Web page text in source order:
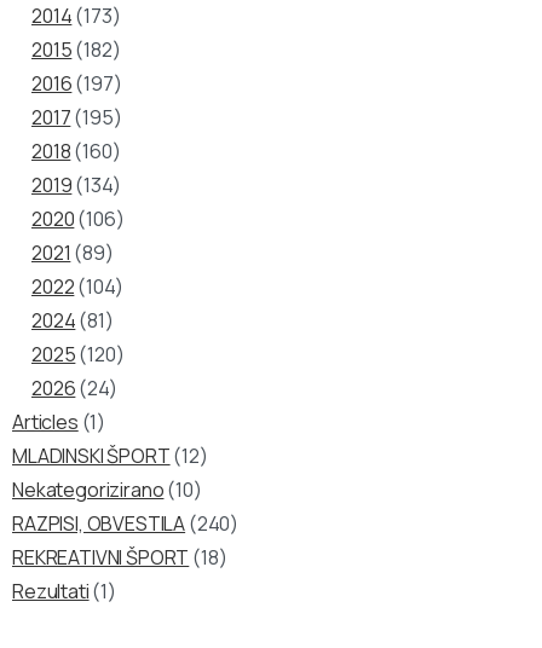
2014(173)
2015(182)
2016(197)
2017(195)
2018(160)
2019(134)
2020(106)
2021 (89)
2022(104)
2024(81)
2025(120)
2026(24)
Articles (1)
MLADINSKI ŠPORT(12)
Nekategorizirano(10)
RAZPISI, OBVESTILA(240)
REKREATIVNI ŠPORT (18)
Rezultati(1)